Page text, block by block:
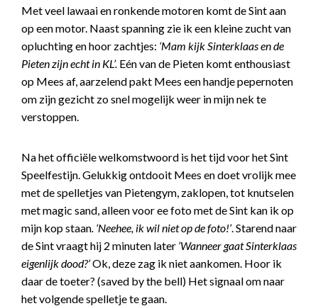
Met veel lawaai en ronkende motoren komt de Sint aan
op een motor. Naast spanning zie ik een kleine zucht van
opluchting en hoor zachtjes: ‘Mam kijk Sinterklaas en de
Pieten zijn echt in KL’. Eén van de Pieten komt enthousiast
op Mees af, aarzelend pakt Mees een handje pepernoten
om zijn gezicht zo snel mogelijk weer in mijn nek te
verstoppen.
Na het officiële welkomstwoord is het tijd voor het Sint
Speelfestijn. Gelukkig ontdooit Mees en doet vrolijk mee
met de spelletjes van Pietengym, zaklopen, tot knutselen
met magic sand, alleen voor ee foto met de Sint kan ik op
mijn kop staan . ‘Neehee, ik wil niet op de foto!’. Starend naar
de Sint vraagt hij 2 minuten later ’Wanneer gaat Sinterklaas
eigenlijk dood?’Ok, deze zag ik niet aankomen. Hoor ik
daar de toeter? (saved by the bell) Het signaal om naar
het volgende spelletje te gaan.